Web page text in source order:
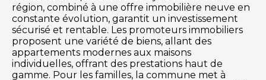
région, combiné à une offre immobilière neuve en
constante évolution, garantit un investissement
sécurisé et rentable. Les promoteurs immobiliers
proposent une variété de biens, allant des
appartements modernes aux maisons
individuelles, offrant des prestations haut de
gamme. Pour les familles, la commune met à